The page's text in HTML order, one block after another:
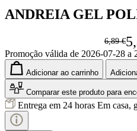
ANDREIA GEL
6,89 €
Promoção válida de 2026-07-28 a
Adicionar ao carrinho
Comparar este produto para
Entrega em 24 horas Em casa,